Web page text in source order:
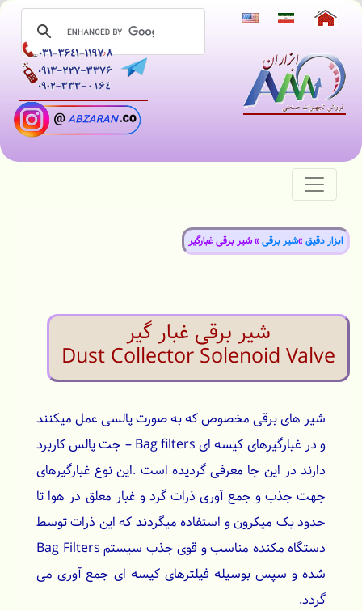
ابزار دقيق »شیر برقی » شیر برقی غبارگیر
شیر برقی غبار گیر
Dust Collector Solenoid Valve
شیر های برقی مخصوص که به صورت پالسی عمل میکنند
و در غبارگیرهای کیسه ای Bag filters – جت پالس کاربرد
دارند در این جا معرفی گردیده است .این نوع غبارگیرهای
جهت جذب و جمع آوری ذرات گرد و غبار معلق در هوا تا
حدود یک میکرون و استفاده میگردند که این ذرات توسط
دستگاه مکنده مناسب و قوی جذب سیستم Bag Filters
شده و سپس بوسیله فیلترهای کیسه ای جمع آوری می
گردد.